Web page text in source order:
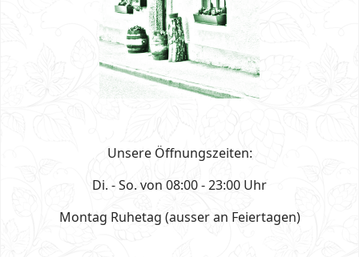
Unsere Öffnungszeiten:
Di. - So. von 08:00 - 23:00 Uhr
Montag Ruhetag (ausser an Feiertagen)